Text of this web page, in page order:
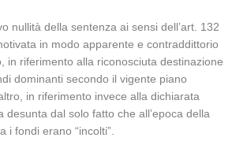
nullità della sentenza ai sensi dell’art. 132
in modo apparente e contraddittorio
in riferimento alla riconosciuta destinazione
dominanti secondo il vigente piano
in riferimento invece alla dichiarata
desunta dal solo fatto che all’epoca della
i fondi erano “incolti”.